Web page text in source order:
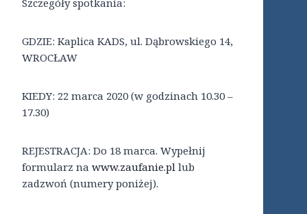
Szczegóły spotkania:
GDZIE: Kaplica KADS, ul. Dąbrowskiego 14,
WROCŁAW
KIEDY: 22 marca 2020 (w godzinach 10.30 –
17.30)
REJESTRACJA: Do 18 marca. Wypełnij
formularz na www.zaufanie.pl lub
zadzwoń (numery poniżej).